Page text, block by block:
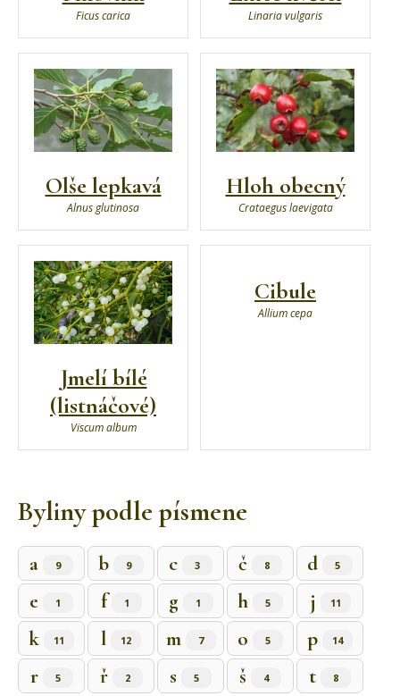
Ficus carica Linaria vulgaris
Olše lepkavá
Alnus glutinosa
Hloh obecný
Crataegus laevigata
Jmelí bílé
(listnáčové)
Viscum album
Cibule
Allium cepa
Byliny podle písmene
a 9 b 9 c 3 č 8 d 5
e 1 f 1 g 1 h 5 j 11
k 11 l 12 m 7 o 5 p 14
r 5 ř 2 s 5 š 4 t 8